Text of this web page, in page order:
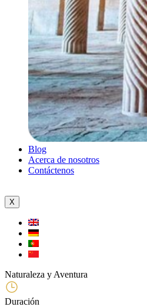
Blog
Acerca de nosotros
Contáctenos
X
Naturaleza y Aventura
Duración